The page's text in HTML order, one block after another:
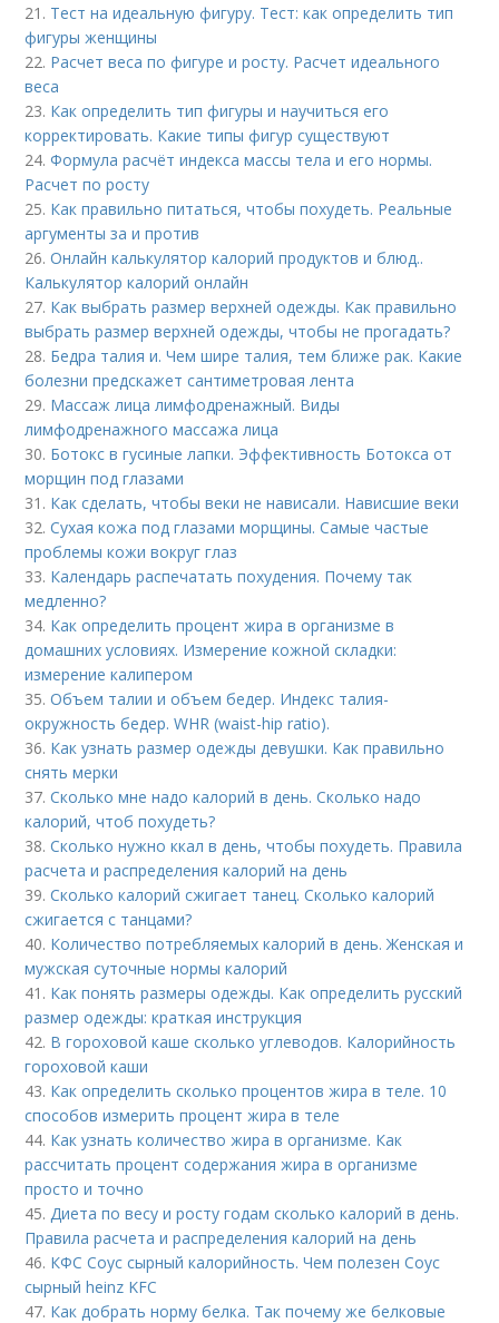
21. Тест на идеальную фигуру. Тест: как определить тип
фигуры женщины
22. Расчет веса по фигуре и росту. Расчет идеального
веса
23. Как определить тип фигуры и научиться его
корректировать. Какие типы фигур существуют
24.Формула расчёт индекса массы тела и его нормы.
Расчет по росту
25. Как правильно питаться, чтобы похудеть. Реальные
аргументы за и против
26.Онлайн калькулятор калорий продуктов и блюд..
Калькулятор калорий онлайн
27. Как выбрать размер верхней одежды. Как правильно
выбрать размер верхней одежды, чтобы не прогадать?
28. Бедра талия и. Чем шире талия, тем ближе рак. Какие
болезни предскажет сантиметровая лента
29. Массаж лица лимфодренажный. Виды
лимфодренажного массажа лица
30. Ботокс в гусиные лапки. Эффективность Ботокса от
морщин под глазами
31. Как сделать, чтобы веки не нависали. Нависшие веки
32.Сухая кожа под глазами морщины. Самые частые
проблемы кожи вокруг глаз
33. Календарь распечатать похудения. Почему так
медленно?
34. Как определить процент жира в организме в
домашних условиях. Измерение кожной складки:
измерение калипером
35.Объем талии и объем бедер. Индекс талия-
окружность бедер. WHR (waist-hip ratio).
36. Как узнать размер одежды девушки. Как правильно
снять мерки
37.Сколько мне надо калорий в день. Сколько надо
калорий, чтоб похудеть?
38.Сколько нужно ккал в день, чтобы похудеть. Правила
расчета и распределения калорий на день
39.Сколько калорий сжигает танец. Сколько калорий
сжигается с танцами?
40. Количество потребляемых калорий в день. Женская и
мужская суточные нормы калорий
41. Как понять размеры одежды. Как определить русский
размер одежды: краткая инструкция
42. В гороховой каше сколько углеводов. Калорийность
гороховой каши
43. Как определить сколько процентов жира в теле. 10
способов измерить процент жира в теле
44. Как узнать количество жира в организме. Как
рассчитать процент содержания жира в организме
просто и точно
45. Диета по весу и росту годам сколько калорий в день.
Правила расчета и распределения калорий на день
46. КФС Соус сырный калорийность. Чем полезен Соус
сырный heinz KFC
47. Как добрать норму белка. Так почему же белковые